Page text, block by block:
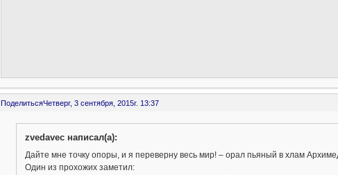
ПоделитьсяЧетверг, 3 сентября, 2015г. 13:37
zvedavec написал(а):
Дайте мне точку опоры, и я переверну весь мир! – орал пьяный в хлам
Один из прохожих заметил: